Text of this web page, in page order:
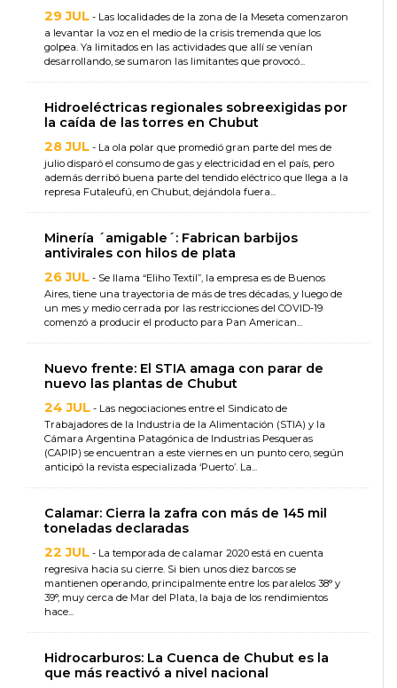
29 JUL - Las localidades de la zona de la Meseta comenzaron
a levantar la voz en el medio de la crisis tremenda que los
golpea. Ya limitados en las actividades que allí se venían
desarrollando, se sumaron las limitantes que provocó...
Hidroeléctricas regionales sobreexigidas por
la caída de las torres en Chubut
28 JUL - La ola polar que promedió gran parte del mes de
julio disparó el consumo de gas y electricidad en el país, pero
además derribó buena parte del tendido eléctrico que llega a la
represa Futaleufú, en Chubut, dejándola fuera...
Minería ´amigable´: Fabrican barbijos
antivirales con hilos de plata
26 JUL - Se llama “Eliho Textil”, la empresa es de Buenos
Aires, tiene una trayectoria de más de tres décadas, y luego de
un mes y medio cerrada por las restricciones del COVID-19
comenzó a producir el producto para Pan American...
Nuevo frente: El STIA amaga con parar de
nuevo las plantas de Chubut
24 JUL - Las negociaciones entre el Sindicato de
Trabajadores de la Industria de la Alimentación (STIA) y la
Cámara Argentina Patagónica de Industrias Pesqueras
(CAPIP) se encuentran a este viernes en un punto cero, según
anticipó la revista especializada ‘Puerto’. La...
Calamar: Cierra la zafra con más de 145 mil
toneladas declaradas
22 JUL - La temporada de calamar 2020 está en cuenta
regresiva hacia su cierre. Si bien unos diez barcos se
mantienen operando, principalmente entre los paralelos 38° y
39°, muy cerca de Mar del Plata, la baja de los rendimientos
hace...
Hidrocarburos: La Cuenca de Chubut es la
que más reactivó a nivel nacional